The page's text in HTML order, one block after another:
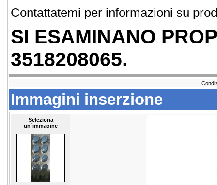
Contattatemi per informazioni su
SI ESAMINANO
3518208065.
Immagini inserzione
Seleziona
un`immagine